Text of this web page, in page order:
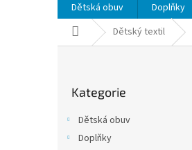
Dětská obuv Doplňky
Domů Dětský textil
kategorie
Kategorie
Dětská obuv
Doplňky